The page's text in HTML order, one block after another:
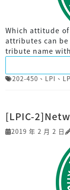
Which attitude
attributes can be
tribute name
202-450 、 LPI 、
[LPIC-
2019 年 2 月 2 日